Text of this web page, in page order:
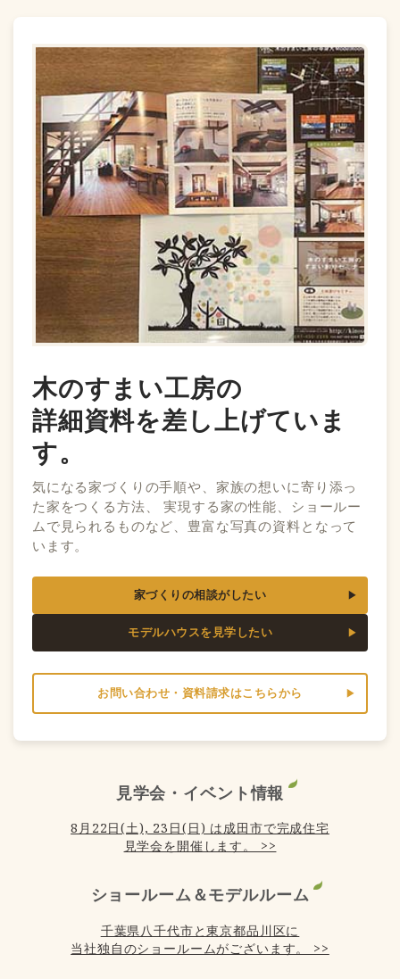
木のすまい工房の
詳細資料を差し上げていま
す。
気になる家づくりの手順や、家族の想いに寄り添っ
た家をつくる方法、 実現する家の性能、ショールー
ムで見られるものなど、豊富な写真の資料となって
います。
家づくりの相談がしたい
モデルハウスを見学したい
お問い合わせ・資料請求はこちらから
見学会・イベント情報
8月22日(土), 23日(日) は成田市で完成住宅
見学会を開催します。 >>
ショールーム＆モデルルーム
千葉県八千代市と東京都品川区に
当社独自のショールームがございます。 >>